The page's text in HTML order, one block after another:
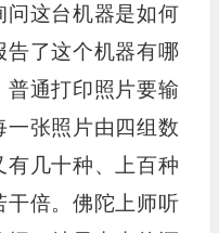
问这台机器是如何
告了这个机器有哪
通打印照片要输
一张照片由四组数
几十种、上百种
干倍。佛陀上师听